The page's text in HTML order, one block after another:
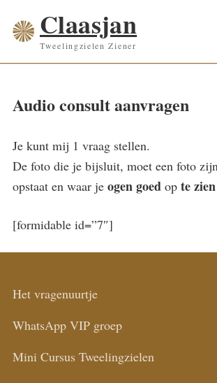
naar
Claasjan
Tweelingzielen Ziener
Audio consult aanvragen
Je kunt mij 1 vraag stellen.
De foto die je bijsluit, moet een foto
opstaat en waar je ogen goed op te
[formidable id=”7″]
Het vragenuurtje
WhatsApp VIP groep
Mini Cursus Tweelingzielen